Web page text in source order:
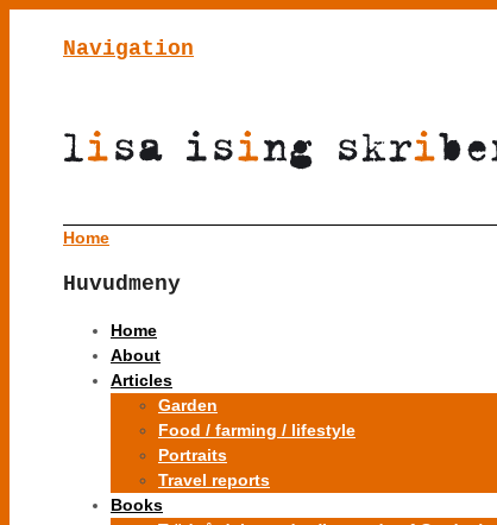
Navigation
Home
Huvudmeny
Home
About
Articles
Garden
Food / farming / lifestyle
Portraits
Travel reports
Books